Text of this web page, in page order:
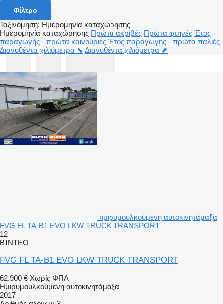
Φίλτρο
Ταξινόμηση: Ημερομηνία καταχώρησης
Ημερομηνία καταχώρησης Πρώτα ακριβές Πρώτα φτηνές Έτος
παραγωγής - πρώτα καινούριες Έτος παραγωγής - πρώτα παλιές
Διανυθέντα χιλιόμετρα ⬊ Διανυθέντα χιλιόμετρα ⬈
ημιρυμουλκούμενη αυτοκινητάμαξα
FVG FL TA-B1 EVO LKW TRUCK TRANSPORT
12
ΒΊΝΤΕΟ
FVG FL TA-B1 EVO LKW TRUCK TRANSPORT
62.900 € Χωρίς ΦΠΑ
Ημιρυμουλκούμενη αυτοκινητάμαξα
2017